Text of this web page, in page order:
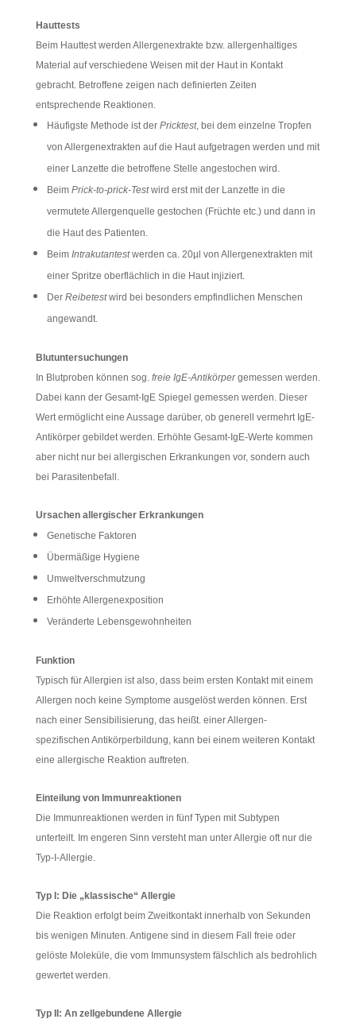
Hauttests
Beim Hauttest werden Allergenextrakte bzw. allergenhaltiges
Material auf verschiedene Weisen mit der Haut in Kontakt
gebracht. Betroffene zeigen nach definierten Zeiten
entsprechende Reaktionen.
Häufigste Methode ist der Pricktest, bei dem einzelne Tropfen
von Allergenextrakten auf die Haut aufgetragen werden und mit
einer Lanzette die betroffene Stelle angestochen wird.
Beim Prick-to-prick-Testwird erst mit der Lanzette in die
vermutete Allergenquelle gestochen (Früchte etc.) und dann in
die Haut des Patienten.
Beim Intrakutantestwerden ca. 20µl von Allergenextrakten mit
einer Spritze oberflächlich in die Haut injiziert.
Der Reibetestwird bei besonders empfindlichen Menschen
angewandt.
Blutuntersuchungen
In Blutproben können sog. freie IgE-Antikörpergemessen werden.
Dabei kann der Gesamt-IgE Spiegel gemessen werden. Dieser
Wert ermöglicht eine Aussage darüber, ob generell vermehrt IgE-
Antikörper gebildet werden. Erhöhte Gesamt-IgE-Werte kommen
aber nicht nur bei allergischen Erkrankungen vor, sondern auch
bei Parasitenbefall.
Ursachen allergischer Erkrankungen
Genetische Faktoren
Übermäßige Hygiene
Umweltverschmutzung
Erhöhte Allergenexposition
Veränderte Lebensgewohnheiten
Funktion
Typisch für Allergien ist also, dass beim ersten Kontakt mit einem
Allergen noch keine Symptome ausgelöst werden können. Erst
nach einer Sensibilisierung, das heißt. einer Allergen-
spezifischen Antikörperbildung, kann bei einem weiteren Kontakt
eine allergische Reaktion auftreten.
Einteilung von Immunreaktionen
Die Immunreaktionen werden in fünf Typen mit Subtypen
unterteilt. Im engeren Sinn versteht man unter Allergie oft nur die
Typ-I-Allergie.
Typ I: Die „klassische“ Allergie
Die Reaktion erfolgt beim Zweitkontakt innerhalb von Sekunden
bis wenigen Minuten. Antigene sind in diesem Fall freie oder
gelöste Moleküle, die vom Immunsystem fälschlich als bedrohlich
gewertet werden.
Typ II: An zellgebundene Allergie